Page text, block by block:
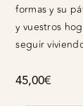
formas y su
y vuestros
seguir
45,00€